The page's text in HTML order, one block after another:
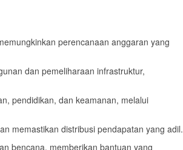
perencanaan anggaran yang
dan pemeliharaan infrastruktur,
pendidikan, dan keamanan, melalui
memastikan distribusi pendapatan yang adil.
bencana, memberikan bantuan yang